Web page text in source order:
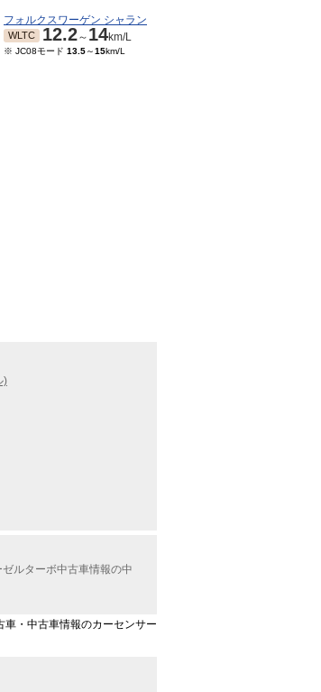
フォルクスワーゲン シャラン
WLTC 12.2～ 14km/L
※ JC08モード 13.5～15km/L
)
ルターボ中古車情報の中
車・中古車情報のカーセンサー